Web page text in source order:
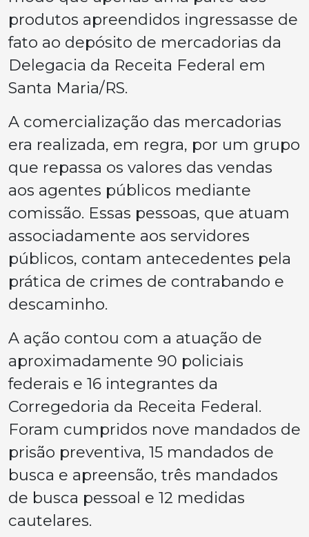
produtos apreendidos ingressasse de
fato ao depósito de mercadorias da
Delegacia da Receita Federal em
Santa Maria/RS.
A comercialização das mercadorias
era realizada, em regra, por um grupo
que repassa os valores das vendas
aos agentes públicos mediante
comissão. Essas pessoas, que atuam
associadamente aos servidores
públicos, contam antecedentes pela
prática de crimes de contrabando e
descaminho.
A ação contou com a atuação de
aproximadamente 90 policiais
federais e 16 integrantes da
Corregedoria da Receita Federal.
Foram cumpridos nove mandados de
prisão preventiva, 15 mandados de
busca e apreensão, três mandados
de busca pessoal e 12 medidas
cautelares.